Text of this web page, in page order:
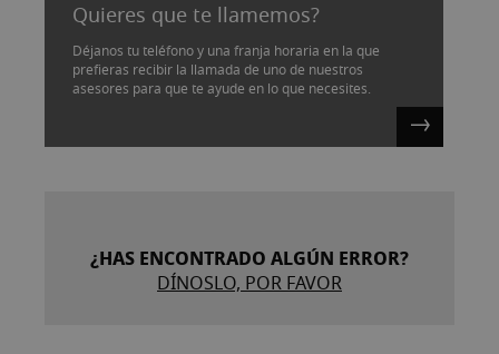
Quieres que te llamemos?
Déjanos tu teléfono y una franja horaria en la que
prefieras recibir la llamada de uno de nuestros
asesores para que te ayude en lo que necesites.
¿HAS ENCONTRADO ALGÚN ERROR?
DÍNOSLO, POR FAVOR